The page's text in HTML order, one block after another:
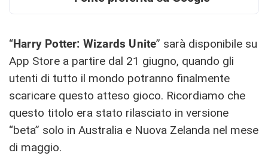
“Harry Potter: Wizards Unite” sarà disponibile su
App Store a partire dal 21 giugno, quando gli
utenti di tutto il mondo potranno finalmente
scaricare questo atteso gioco. Ricordiamo che
questo titolo era stato rilasciato in versione
“beta” solo in Australia e Nuova Zelanda nel mese
di maggio.